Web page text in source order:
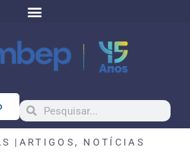
| ARTIGOS , NOTÍCIAS